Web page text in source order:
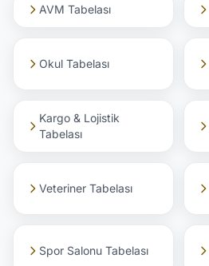
AVM Tabelası
Okul Tabelası
Kargo & Lojistik
Tabelası
Veteriner Tabelası
Spor Salonu Tabelası